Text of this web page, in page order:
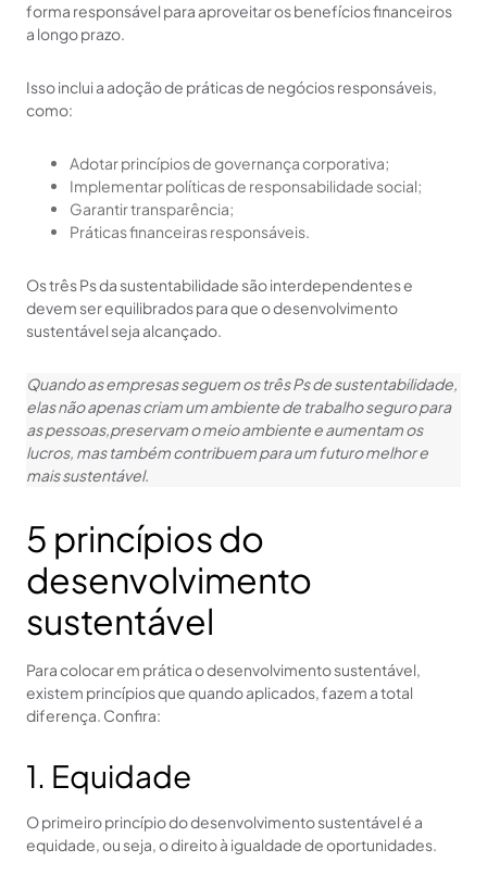
forma responsável para aproveitar os benefícios financeiros
a longo prazo.
Isso inclui a adoção de práticas de negócios responsáveis,
como:
Adotar princípios de governança corporativa;
Implementar políticas de responsabilidade social;
Garantir transparência;
Práticas financeiras responsáveis.
Os três Ps da sustentabilidade são interdependentes e
devem ser equilibrados para que o desenvolvimento
sustentável seja alcançado.
Quando as empresas seguem os três Ps de sustentabilidade,
elas não apenas criam um ambiente de trabalho seguro para
as pessoas,preservam o meio ambiente e aumentam os
lucros, mas também contribuem para um futuro melhor e
mais sustentável.
5 princípios do
desenvolvimento
sustentável
Para colocar em prática o desenvolvimento sustentável,
existem princípios que quando aplicados, fazem a total
diferença. Confira:
1. Equidade
O primeiro princípio do desenvolvimento sustentável é a
equidade, ou seja, o direito à igualdade de oportunidades.